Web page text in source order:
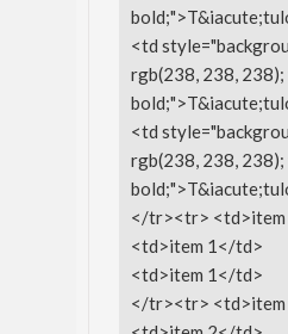
<td
rgb(238, 238,
<td
rgb(238, 238,
</tr><tr>
<td>item 1</td>
<td>item 1</td>
</tr><tr>